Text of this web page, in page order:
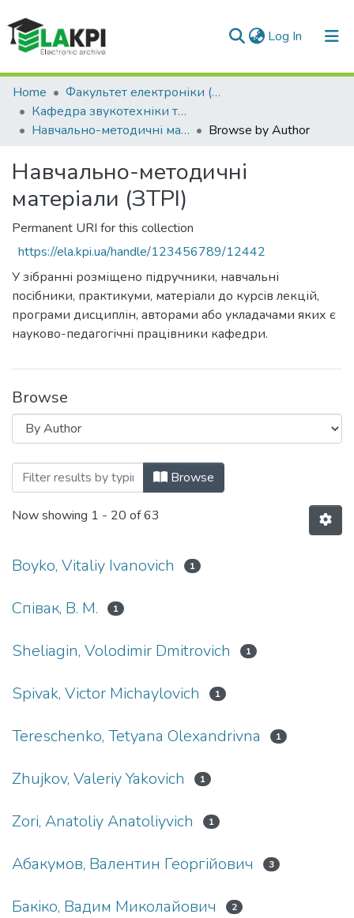
Log In (current)
Communities & Collections
All of DSpace
Home
Факультет електроніки (ФЕЛ)
Кафедра звукотехніки та реєстрації інформації (ЗТРІ)
Навчально-методичні матеріали (ЗТРІ)
Browse by Author
Навчально-методичні
матеріали (ЗТРІ)
Permanent URI for this collection
https://ela.kpi.ua/handle/123456789/12442
У зібранні розміщено підручники, навчальні
посібники, практикуми, матеріали до курсів лекцій,
програми дисциплін, авторами або укладачами яких є
науково-педагогічні працівники кафедри.
Browse
Browsing Навчально-методичні
Browse
Now showing 1 - 20 of 63
Boyko, Vitaliy Ivanovich 1
Cпівак, В. М. 1
Sheliagin, Volodimir Dmitrovich 1
Spivak, Victor Michaylovich 1
Tereschenko, Tetyana Olexandrivna 1
Zhujkov, Valeriy Yakovich 1
Zori, Anatoliy Anatoliyvich 1
Абакумов, Валентин Георгійович 3
Бакіко, Вадим Миколайович 2